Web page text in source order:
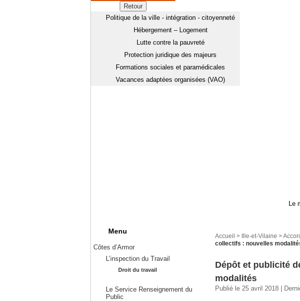
Retour
Politique de la ville - intégration - citoyenneté
Hébergement – Logement
Lutte contre la pauvreté
Protection juridique des majeurs
Formations sociales et paramédicales
Vacances adaptées organisées (VAO)
Le
Menu
Côtes d’Armor
L’inspection du Travail
Droit du travail
Le Service Renseignement du
Public
Accueil > Ille-et-Vilaine >
collectifs : nouvelles
Dépôt et publicité
modalités
Publié le 25 avril 2018 |